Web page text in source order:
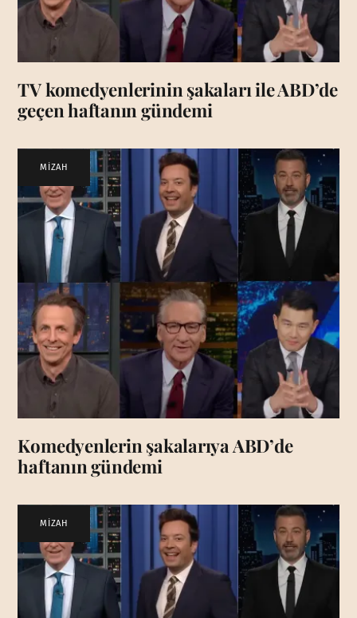
TV komedyenlerinin şakaları ile ABD’de
geçen haftanın gündemi
MİZAH
Komedyenlerin şakalarıya ABD’de
haftanın gündemi
MİZAH